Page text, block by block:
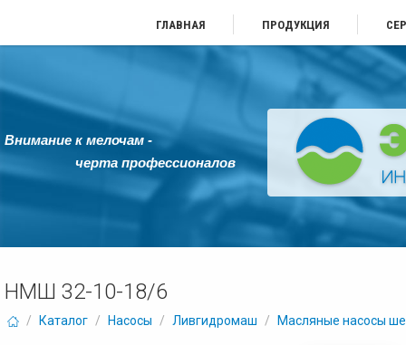
ГЛАВНАЯ ПРОДУКЦИЯ
Внимание к мелочам -
черта профессионалов
НМШ 32-10-18/6
/ Каталог / Насосы / Ливгидромаш / Масляные насосы